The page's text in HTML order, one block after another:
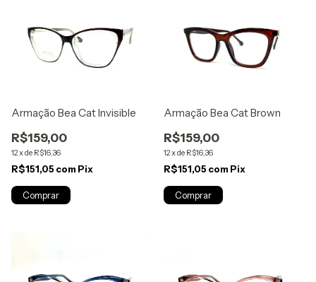
Armação Bea Cat Invisible
R$159,00
12xde R$16,36
R$151,05 com Pix
Armação Bea Cat Brown
R$159,00
12xde R$16,36
R$151,05 com Pix